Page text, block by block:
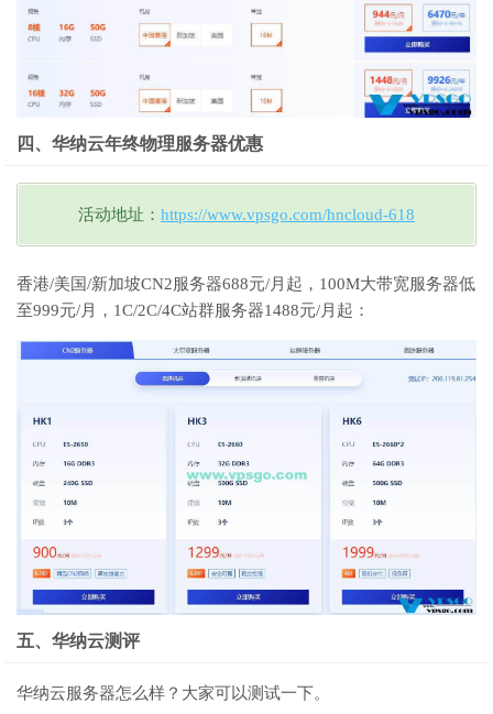
四、华纳云年终物理服务器优惠
活动地址： https://www.vpsgo.com/hncloud-618
香港/美国/新加坡CN2服务器688元/月起，100M大带宽服务器低
至999元/月，1C/2C/4C站群服务器1488元/月起：
五、华纳云测评
华纳云服务器怎么样？大家可以测试一下。